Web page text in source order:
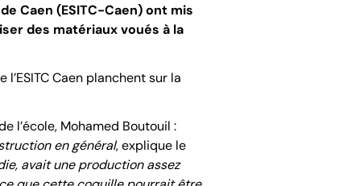
Caen (ESITC-Caen) ont mis
des matériaux voués à la
Caen planchent sur la
l’école, Mohamed Boutouil :
en général, explique le
avait une production assez